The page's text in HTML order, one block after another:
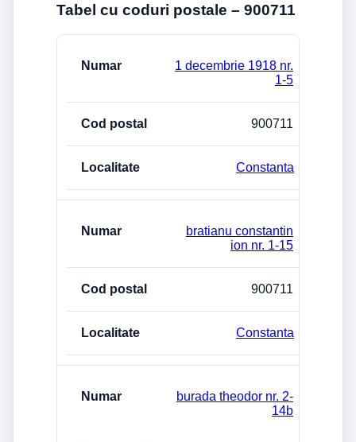
Tabel cu coduri postale – 900711
1 decembrie 1918 nr.
1-5
900711
Constanta
bratianu constantin
ion nr. 1-15
900711
Constanta
burada theodor nr. 2-
14b